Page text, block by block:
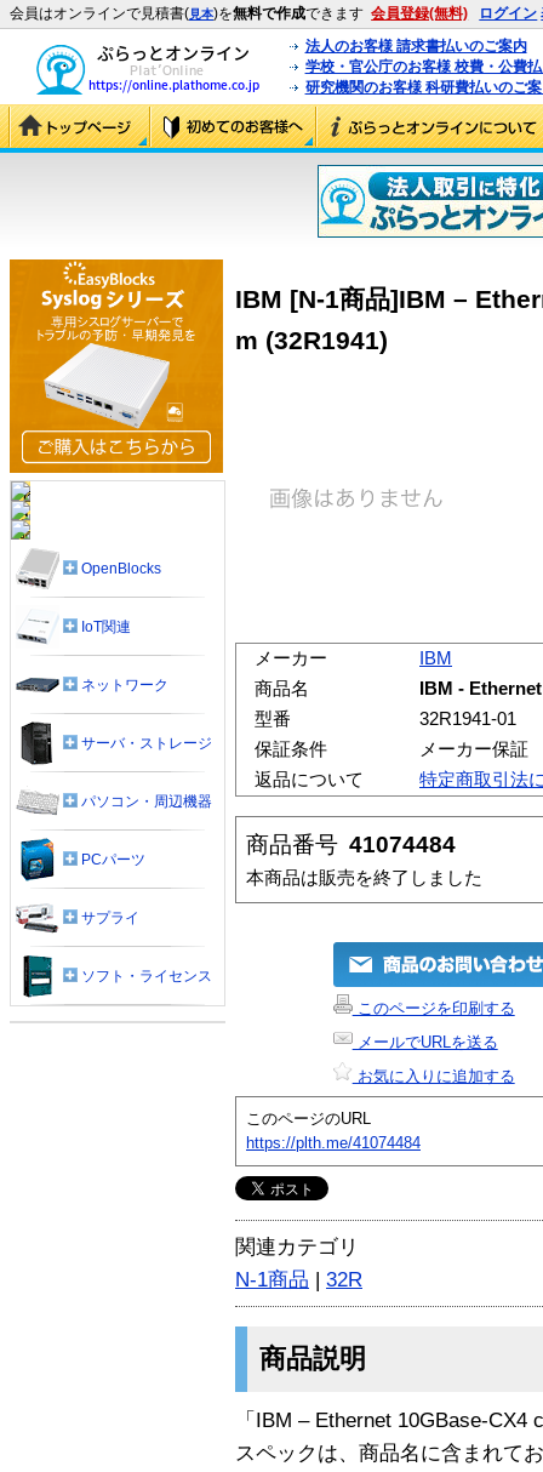
会員はオンラインで見積書(見本)を無料で作成できます 会員登録(無料) ログイン
法人のお客様 請求書払いのご案内
学校・官公庁のお客様 校費・公費
研究機関のお客様 科研費払いのご
IBM [N-1商品]IBM –
m (32R1941)
メーカー
IBM
商品名
IBM -
型番
32R1941-01
保証条件
メーカー保証
返品について
特定商取引法
商品番号 41074484
本商品は販売を終了しました
このページを印刷する
メールでURLを送る
お気に入りに追加する
このページのURL
https://plth.me/41074484
関連カテゴリ
N-1商品 | 32R
商品説明
「IBM – Ethernet 10GBase-
スペックは、商品名に含まれて
OpenBlocks
IoT関連
ネットワーク
サーバ・ストレージ
パソコン・周辺機器
PCパーツ
サプライ
ソフト・ライセンス